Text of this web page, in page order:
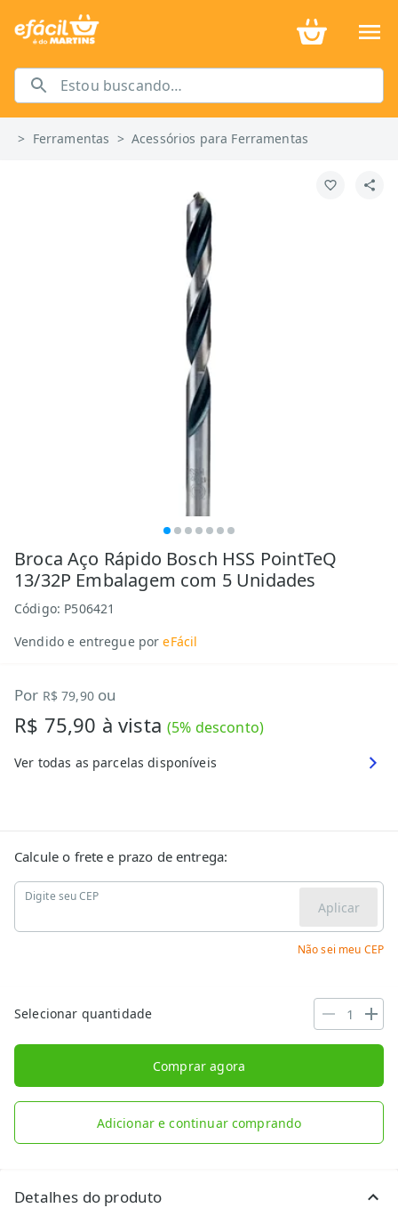
> Ferramentas >Acessórios para Ferramentas
Broca Aço Rápido Bosch HSS PointTeQ
13/32P Embalagem com 5 Unidades
Código: P506421
Vendido e entregue por eFácil
Por R$ 79,90 ou
R$ 75,90 à vista(5% desconto)
Ver todas as parcelas disponíveis
Calcule o frete e prazo de entrega:
Digite seu CEP
Aplicar
Não sei meu CEP
Selecionar quantidade
Comprar agora
Adicionar e continuar comprando
Detalhes do produto